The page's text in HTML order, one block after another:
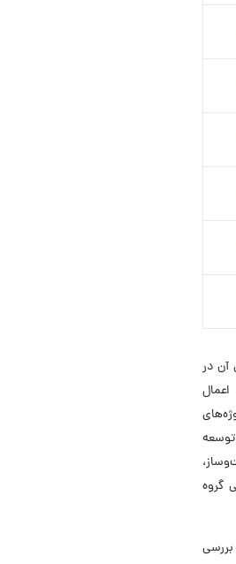
آن در
گروه